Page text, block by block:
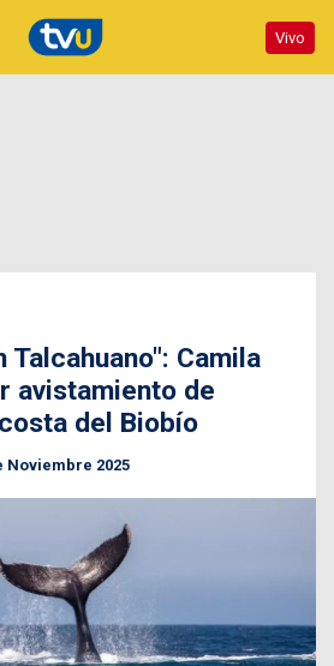
Vivo
Talcahuano": Camila
avistamiento de
del Biobío
Noviembre 2025